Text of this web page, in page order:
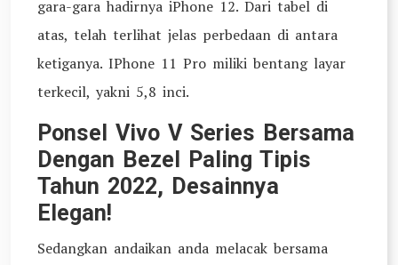
gara-gara hadirnya iPhone 12. Dari tabel di
atas, telah terlihat jelas perbedaan di antara
ketiganya. IPhone 11 Pro miliki bentang layar
terkecil, yakni 5,8 inci.
Ponsel Vivo V Series Bersama
Dengan Bezel Paling Tipis
Tahun 2022, Desainnya
Elegan!
Sedangkan andaikan anda melacak bersama